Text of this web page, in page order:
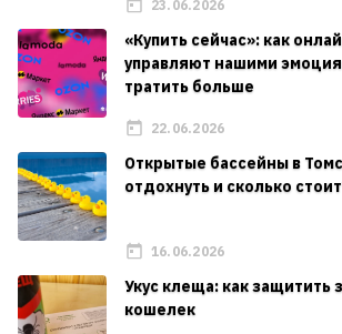
23.06.2026
«Купить сейчас»: как
управляют нашими
тратить больше
22.06.2026
Открытые бассейны в
отдохнуть и сколько
16.06.2026
Укус клеща: как защитить
кошелек